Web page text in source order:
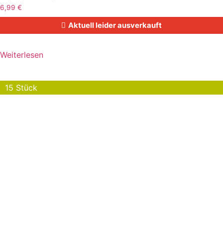
6,99 €
Aktuell leider ausverkauft
Weiterlesen
15 Stück